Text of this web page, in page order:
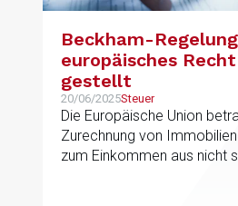
Beckham-
europäisches
gestellt
20/06/2025Steuer
Die Europäische Union
Zurechnung von
zum Einkommen aus nicht